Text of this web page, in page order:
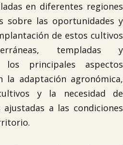
en diferentes regiones
sobre las oportunidades y
de estos cultivos
templadas y
los principales aspectos
la adaptación agronómica,
y la necesidad de
a las condiciones